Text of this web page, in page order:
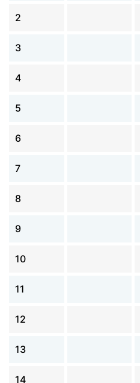
2
3
4
5
6
7
8
9
10
11
12
13
14